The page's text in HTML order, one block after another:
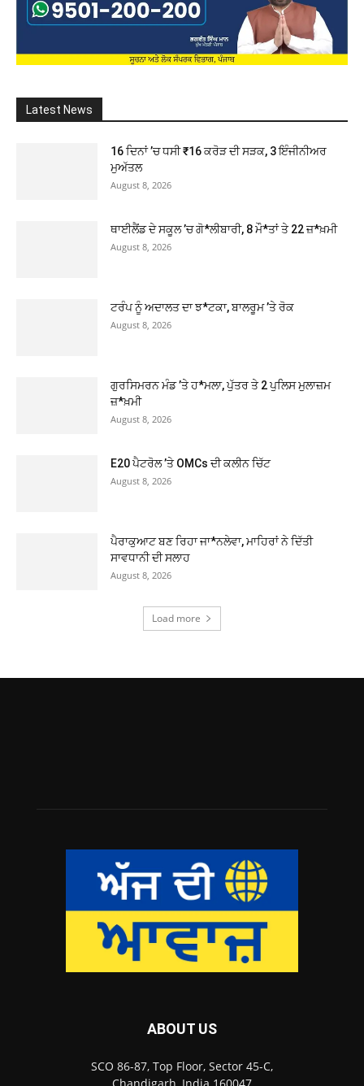
Latest News
16 ਦਿਨਾਂ ’ਚ ਧਸੀ ₹16 ਕਰੋੜ ਦੀ ਸੜਕ, 3 ਇੰਜੀਨੀਅਰ
ਮੁਅੱਤਲ
August 8, 2026
ਥਾਈਲੈਂਡ ਦੇ ਸਕੂਲ ’ਚ ਗੋ*ਲੀਬਾਰੀ, 8 ਮੌ*ਤਾਂ ਤੇ 22 ਜ਼*ਖ਼ਮੀ
August 8, 2026
ਟਰੰਪ ਨੂੰ ਅਦਾਲਤ ਦਾ ਝ*ਟਕਾ, ਬਾਲਰੂਮ ’ਤੇ ਰੋਕ
August 8, 2026
ਗੁਰਸਿਮਰਨ ਮੰਡ ’ਤੇ ਹ*ਮਲਾ, ਪੁੱਤਰ ਤੇ 2 ਪੁਲਿਸ ਮੁਲਾਜ਼ਮ
ਜ਼*ਖ਼ਮੀ
August 8, 2026
E20 ਪੈਟਰੋਲ ’ਤੇ OMCs ਦੀ ਕਲੀਨ ਚਿੱਟ
August 8, 2026
ਪੈਰਾਕੁਆਟ ਬਣ ਰਿਹਾ ਜਾ*ਨਲੇਵਾ, ਮਾਹਿਰਾਂ ਨੇ ਦਿੱਤੀ
ਸਾਵਧਾਨੀ ਦੀ ਸਲਾਹ
August 8, 2026
Load more
ABOUT US
SCO 86-87, Top Floor, Sector 45-C,